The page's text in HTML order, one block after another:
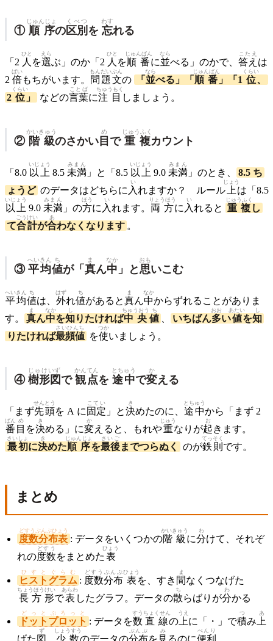
① 順序
じゅんじょ
の区別
くべつ
を 忘
わす
れる
「2 人
ひと
を選
えら
ぶ」のか「2 人
ひと
を順番
じゅんばん
に並
なら
べる」のかで、 答え
こたえ
は
2 倍
ばい
もちがいます。 問題
もんだい
文
ぶん
の 「 並
なら
べる」「 順番
じゅんばん
」「1 位
くらい
、
2 位
くらい
」 などの言葉
ことば
に注目
ちゅうもく
しましょう。
② 階級
かいきゅう
のさかい 目
め
で 重複
じゅうふく
カウント
「8.0 以上
いじょう
8.5 未満
みまん
」と「8.5 以上
いじょう
9.0 未満
みまん
」のとき、
8.5 ち
ょうど のデータはどちらに 入
い
れますか？ ルール 上
じょう
は「8.5
以上
いじょう
9.0 未満
みまん
」の方
ほう
に 入
い
れます。 両方
りょうほう
に 入
い
れると 重複
じゅうふく
し
て合計
ごうけい
が合
あ
わなくなります 。
③ 平均
へいきん
値
ち
が「 真
ま
ん中
なか
」と思
おも
いこむ
平均
へいきん
値
ち
は、 外
はず
れ値
ち
があると真
ま
ん中
なか
からずれることがありま
す。
真
ま
ん中
なか
を知
し
りたければ中央
ちゅうおう
値
ち
いちばん多
おお
い値
あたい
を知
し
りたければ最頻値
さいひんち
を使
つか
いましょう。
④ 樹形図
じゅけいず
で 観点
かんてん
を 途中
とちゅう
で変
か
える
「まず先頭
せんとう
を A に 固定
こてい
」と決
き
めたのに、 途中
とちゅう
から「まず 2
番
ばん
目
め
を決
き
める」に変
か
えると、もれや重
じゅう
なりが起
お
きます。
最初
さいしょ
に決
き
めた順序
じゅんじょ
を最後
さいご
までつらぬく のが鉄則
てっそく
です。
まとめ
度数分布表
どすうぶんぷひょう
: データをいくつかの階級
かいきゅう
に分
わ
けて、それぞ
れの度数
どすう
をまとめた 表
ひょう
ヒストグラム
ひすとぐらむ
: 度数
どすう
分布
ぶんぷ
表
ひょう
を、すき 間
ま
なくつなげた
長方形
ちょうほうけい
で表
あらわ
したグラフ。データの散
ち
らばりが分
わ
かる
ドットプロット
どっとぷろっと
: データを数
すう
直線
ちょくせん
の上
うえ
に「・」で積
つ
み上
あ
ず しょうすう ぶんぷ み べんり